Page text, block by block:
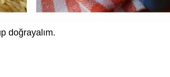
doğrayalım.